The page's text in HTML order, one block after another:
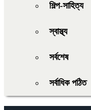
শিল্প-সাহিত্য
স্বাস্থ্য
সর্বশেষ
সর্বাধিক পঠিত